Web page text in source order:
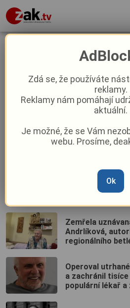
Smuteční oznámení
Plzeňská
Rakousku
populární kapely
Tragická nehoda
lídr plzeňského
Divadlo v Plzni
umělec, který
Zemřela
Andrlíková,
regionálního
Operoval
a zachránil
populární lékař a
Zdá se, že používáte
reklamy.
Reklamy nám pomáhají
aktuální.
Je možné, že se Vám
webu. Prosíme,
Ok